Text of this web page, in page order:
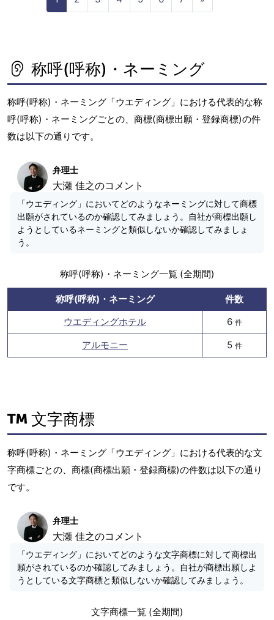
e
称呼(呼称)・ネーミング
称呼(呼称)・ネーミング「ウエディング」における代表的な称
呼(呼称)・ネーミングごとの、商標(商標出願・登録商標)の件
数は以下の通りです。
弁理士
大瀬 佳之のコメント
「ウエディング」においてどのようなネーミングに対して商標
出願がされているのか確認してみましょう。自社が商標出願し
ようとしているネーミングと類似しないか確認してみましょ
う。
称呼(呼称)・ネーミング一覧 (全期間)
称呼(呼称)・ネーミング
件数
ウエディングホテル
6 件
アルモニー 5 件
文字商標
称呼(呼称)・ネーミング「ウエディング」における代表的な文
字商標ごとの、商標(商標出願・登録商標)の件数は以下の通り
です。
弁理士
大瀬 佳之のコメント
「ウエディング」においてどのような文字商標に対して商標出
願がされているのか確認してみましょう。自社が商標出願しよ
うとしている文字商標と類似しないか確認してみましょう。
文字商標一覧 (全期間)